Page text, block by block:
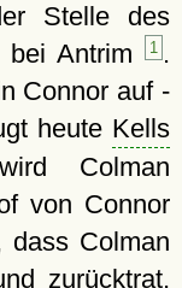
Stelle des
bei Antrim
1 .
Connor auf -
heute Kells
Colman
von Connor
dass Colman
zurücktrat,